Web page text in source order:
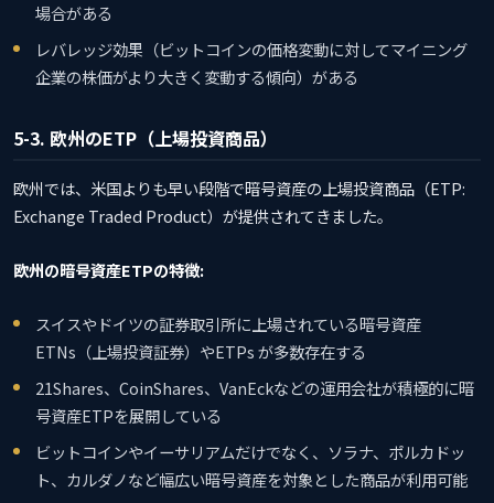
場合がある
レバレッジ効果（ビットコインの価格変動に対してマイニング
企業の株価がより大きく変動する傾向）がある
5-3. 欧州のETP（上場投資商品）
欧州では、米国よりも早い段階で暗号資産の上場投資商品（ETP:
Exchange Traded Product）が提供されてきました。
欧州の暗号資産ETPの特徴:
スイスやドイツの証券取引所に上場されている暗号資産
ETNs（上場投資証券）やETPs が多数存在する
21Shares、CoinShares、VanEckなどの運用会社が積極的に暗
号資産ETPを展開している
ビットコインやイーサリアムだけでなく、ソラナ、ポルカドッ
ト、カルダノなど幅広い暗号資産を対象とした商品が利用可能